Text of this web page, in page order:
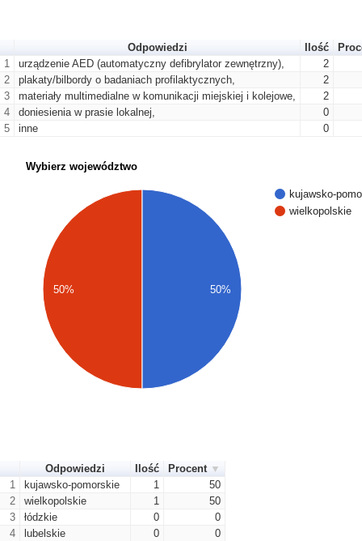
Odpowiedzi Ilość
1
urządzenie AED (automatyczny defibrylator zewnętrzny),
2
2
plakaty/bilbordy o badaniach profilaktycznych,
2
3
materiały multimedialne w komunikacji miejskiej i kolejowe,
2
4
doniesienia w prasie lokalnej,
0
5
inne 0
Wybierz województwo
kujawsko-
wielkopolskie
50% 50%
Odpowiedzi Ilość
Procent
1
kujawsko-pomorskie 1
50
2
wielkopolskie 1
50
3
łódzkie 0
0
4
lubelskie 0
0